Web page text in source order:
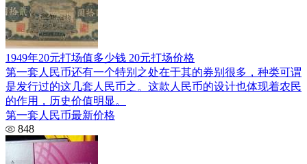
1949年20元打场值多少钱 20元打场价格
第一套人民币还有一个特别之处在于其的券别很多，种类可谓
是发行过的这几套人民币之。这款人民币的设计也体现着农民
的作用，历史价值明显。
第一套人民币最新价格
848